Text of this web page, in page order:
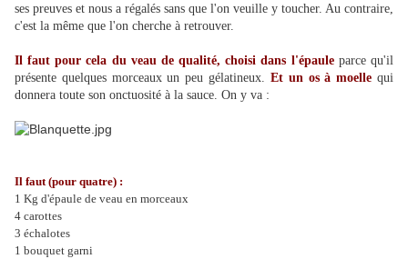
ses preuves et nous a régalés sans que l'on veuille y toucher. Au contraire,
c'est la même que l'on cherche à retrouver.
Il faut pour cela du veau de qualité, choisi dans l'épauleparce qu'il
présente quelques morceaux un peu gélatineux. Et un os à moelle qui
donnera toute son onctuosité à la sauce. On y va :
Il faut (pour quatre) :
1 Kg d'épaule de veau en morceaux
4 carottes
3 échalotes
1 bouquet garni